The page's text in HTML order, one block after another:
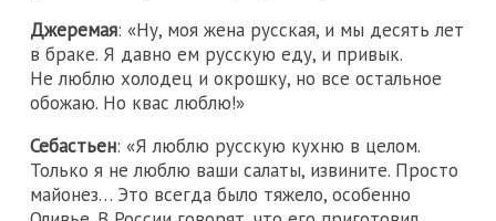
Джеремая: «Ну, моя жена русская, и мы десять лет
в браке. Я давно ем русскую еду, и привык.
Не люблю холодец и окрошку, но все остальное
обожаю. Но квас люблю!»
Себастьен: «Я люблю русскую кухню в целом.
Только я не люблю ваши салаты, извините. Просто
майонез… Это всегда было тяжело, особенно